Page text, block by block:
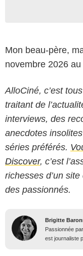
Mon beau-père,
novembre 2026
AlloCiné, c’est
traitant de
interviews, des
anecdotes
séries préférés.
Discover, c’est
richesses d’un
des passionnés.
Brigitte
Passionnée
est journaliste